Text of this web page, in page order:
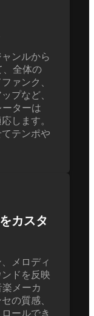
ンルから
、全体の
ァンク、
プなど、
ターは
します。
テンポや
カスタ
メロディ
ドを反映
メーカ
の質感、
ールでき